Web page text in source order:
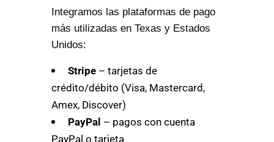
Integramos las plataformas de pago
más utilizadas en Texas y Estados
Unidos:
Stripe – tarjetas de
crédito/débito (Visa, Mastercard,
Amex, Discover)
PayPal – pagos con cuenta
PayPal o tarjeta